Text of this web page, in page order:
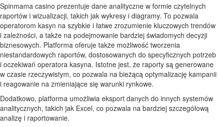
Spinmama casino prezentuje dane analityczne w formie czytelnych
raportów i wizualizacji, takich jak wykresy i diagramy. To pozwala
operatorom kasyn na szybkie i łatwe zrozumienie kluczowych trendów
i zależności, a także na podejmowanie bardziej świadomych decyzji
biznesowych. Platforma oferuje także możliwość tworzenia
niestandardowych raportów, dostosowanych do specyficznych potrzeb
i oczekiwań operatora kasyna. Istotne jest, że raporty są generowane
w czasie rzeczywistym, co pozwala na bieżącą optymalizację kampanii
i reagowanie na zmieniające się warunki rynkowe.
Dodatkowo, platforma umożliwia eksport danych do innych systemów
analitycznych, takich jak Excel, co pozwala na bardziej szczegółową
analizę i raportowanie.